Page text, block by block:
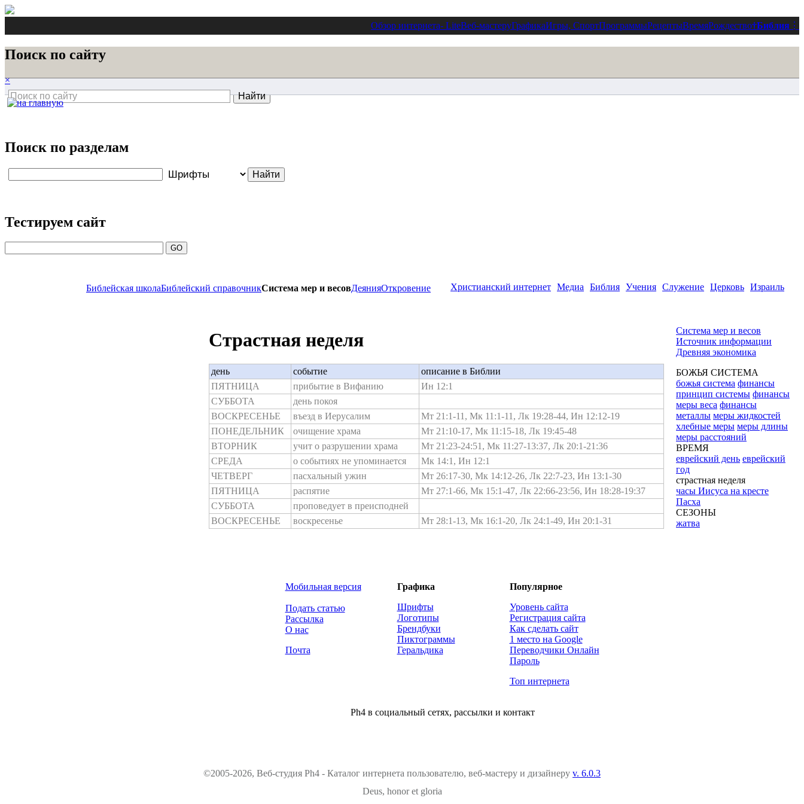
Обзор интернета- LiteВеб-мастеруГрафикаИгры, СпортПрограммыРецептыВремяРождество†Библия ⋮
Поиск по сайту
×
Поиск по разделам
Тестируем сайт
Христианский интернет Медиа Библия Учения Служение Церковь Израиль
Библейская школаБиблейский справочникСистема мер и весовДеянияОткровение
Страстная неделя
день событие
описание в Библии
ПЯТНИЦА
прибытие в Вифанию
Ин 12:1
СУББОТА
день покоя
ВОСКРЕСЕНЬЕ
въезд в Иерусалим
Мт 21:1-11, Мк 11:1-11, Лк 19:28-44, Ин 12:12-19
ПОНЕДЕЛЬНИК
очищение храма
Мт 21:10-17, Мк 11:15-18, Лк 19:45-48
ВТОРНИК
учит о разрушении храма
Мт 21:23-24:51, Мк 11:27-13:37, Лк 20:1-21:36
СРЕДА
о событиях не упоминается
Мк 14:1, Ин 12:1
ЧЕТВЕРГ
пасхальный ужин
Мт 26:17-30, Мк 14:12-26, Лк 22:7-23, Ин 13:1-30
ПЯТНИЦА
распятие
Мт 27:1-66, Мк 15:1-47, Лк 22:66-23:56, Ин 18:28-19:37
СУББОТА
проповедует в преисподней
ВОСКРЕСЕНЬЕ
воскресенье Мт 28:1-13, Мк 16:1-20, Лк 24:1-49, Ин 20:1-31
Система мер и весов
Источник информации
Древняя экономика
БОЖЬЯ СИСТЕМА
божья система финансы
принцип системы финансы
меры веса финансы
металлы меры жидкостей
хлебные меры меры длины
меры расстояний
ВРЕМЯ
еврейский день еврейский
год
страстная неделя
часы Иисуса на кресте
Пасха
СЕЗОНЫ
жатва
Мобильная версия
Подать статью
Рассылка
О нас
Почта
Графика
Шрифты
Логотипы
Брендбуки
Пиктограммы
Геральдика
Популярное
Уровень сайта
Регистрация сайта
Как сделать сайт
1 место на Google
Переводчики Онлайн
Пароль
Топ интернета
Ph4 в социальный сетях, рассылки и контакт
©2005-2026, Веб-студия Ph4 - Каталог интернета пользователю, веб-мастеру и дизайнеру v. 6.0.3
Deus, honor et gloria